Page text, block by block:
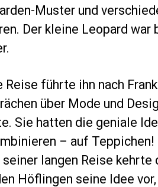
Muster und
Der kleine Leopard
Reise führte ihn nach
über Mode und
Sie hatten die geniale
– auf Teppichen!
seiner langen Reise
Höflingen seine Idee